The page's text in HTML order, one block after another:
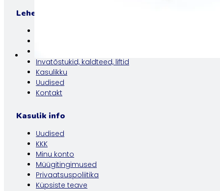
Lehed
Invatõstukid, kaldteed, liftid
Kasulikku
Uudised
Kontakt
Kasulik info
Uudised
KKK
Minu konto
Müügitingimused
Privaatsuspoliitika
Küpsiste teave